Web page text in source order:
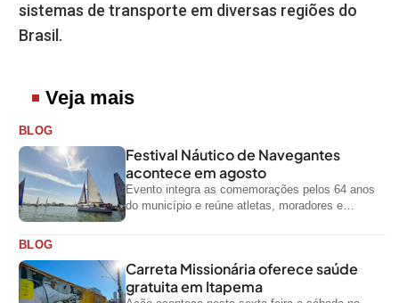
sistemas de transporte em diversas regiões do
Brasil.
Veja mais
BLOG
Festival Náutico de Navegantes
acontece em agosto
Evento integra as comemorações pelos 64 anos
do município e reúne atletas, moradores e
BLOG
Carreta Missionária oferece saúde
gratuita em Itapema